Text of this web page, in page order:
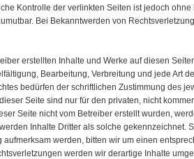
Kontrolle der verlinkten Seiten ist jedoch
Bei Bekanntwerden von
erstellten Inhalte und Werke auf diesen
Bearbeitung, Verbreitung und jede Art
bedürfen der schriftlichen Zustimmung des
Seite sind nur für den privaten, nicht
Seite nicht vom Betreiber erstellt wurden,
Inhalte Dritter als solche gekennzeichnet.
aufmerksam werden, bitten wir um einen
werden wir derartige Inhalte